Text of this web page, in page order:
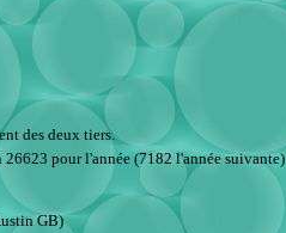
des deux tiers.
pour l'année (7182 l'année suivante)
GB)